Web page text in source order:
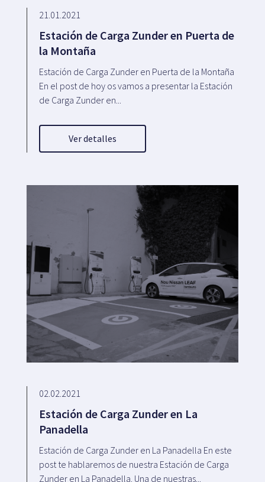
21.01.2021
Estación de Carga Zunder en Puerta de
la Montaña
Estación de Carga Zunder en Puerta de la Montaña
En el post de hoy os vamos a presentar la Estación
de Carga Zunder en...
Ver detalles
02.02.2021
Estación de Carga Zunder en La
Panadella
Estación de Carga Zunder en La Panadella En este
post te hablaremos de nuestra Estación de Carga
Zunder en La Panadella. Una de nuestras...